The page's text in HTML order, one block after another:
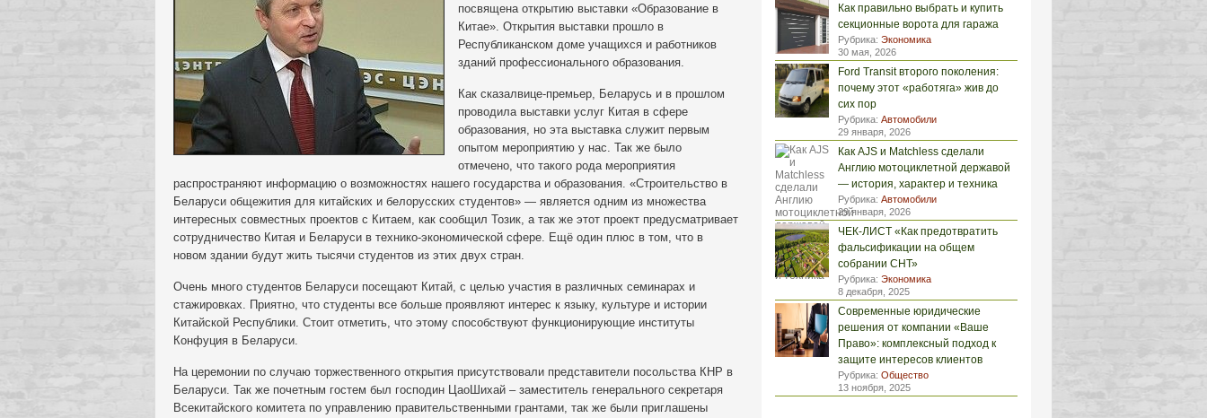
посвящена открытию выставки «Образование в
Китае». Открытия выставки прошло в
Республиканском доме учащихся и работников
зданий профессионального образования.
Как сказалвице-премьер, Беларусь и в прошлом
проводила выставки услуг Китая в сфере
образования, но эта выставка служит первым
опытом мероприятию у нас. Так же было
отмечено, что такого рода мероприятия
распространяют информацию о возможностях нашего государства и образования. «Строительство в
Беларуси общежития для китайских и белорусских студентов» — является одним из множества
интересных совместных проектов с Китаем, как сообщил Тозик, а так же этот проект предусматривает
сотрудничество Китая и Беларуси в технико-экономической сфере. Ещё один плюс в том, что в
новом здании будут жить тысячи студентов из этих двух стран.
Очень много студентов Беларуси посещают Китай, с целью участия в различных семинарах и
стажировках. Приятно, что студенты все больше проявляют интерес к языку, культуре и истории
Китайской Республики. Стоит отметить, что этому способствуют функционирующие институты
Конфуция в Беларуси.
На церемонии по случаю торжественного открытия присутствовали представители посольства КНР в
Беларуси. Так же почетным гостем был господин ЦаоШихай – заместитель генерального секретаря
Всекитайского комитета по управлению правительственными грантами, так же были приглашены
Как правильно выбрать и купить
секционные ворота для гаража
Рубрика: Экономика
30 мая, 2026
Ford Transit второго поколения:
почему этот «работяга» жив до
сих пор
Рубрика: Автомобили
29 января, 2026
Как AJS и Matchless сделали
Англию мотоциклетной державой
— история, характер и техника
Рубрика: Автомобили
29 января, 2026
ЧЕК-ЛИСТ «Как предотвратить
фальсификации на общем
собрании СНТ»
Рубрика: Экономика
8 декабря, 2025
Современные юридические
решения от компании «Ваше
Право»: комплексный подход к
защите интересов клиентов
Рубрика: Общество
13 ноября, 2025